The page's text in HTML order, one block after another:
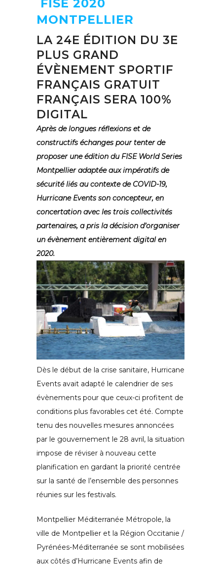
FISE 2020
MONTPELLIER
LA 24E ÉDITION DU 3E
PLUS GRAND
ÉVÈNEMENT SPORTIF
FRANÇAIS GRATUIT
FRANÇAIS SERA 100%
DIGITAL
Après de longues réflexions et de
constructifs échanges pour tenter de
proposer une édition du FISE World Series
Montpellier adaptée aux impératifs de
sécurité liés au contexte de COVID-19,
Hurricane Events son concepteur, en
concertation avec les trois collectivités
partenaires, a pris la décision d’organiser
un évènement entièrement digital en
2020.
Dès le début de la crise sanitaire, Hurricane
Events avait adapté le calendrier de ses
évènements pour que ceux-ci profitent de
conditions plus favorables cet été. Compte
tenu des nouvelles mesures annoncées
par le gouvernement le 28 avril, la situation
impose de réviser à nouveau cette
planification en gardant la priorité centrée
sur la santé de l’ensemble des personnes
réunies sur les festivals.
Montpellier Méditerranée Métropole, la
ville de Montpellier et la Région Occitanie /
Pyrénées-Méditerranée se sont mobilisées
aux côtés d’Hurricane Events afin de